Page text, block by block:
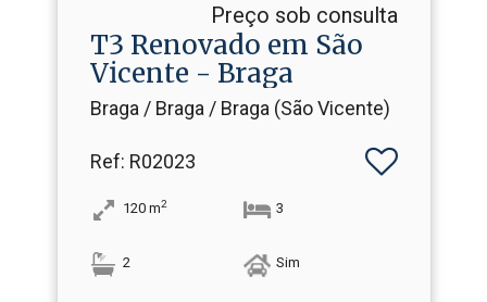
Preço sob consulta
T3 Renovado em São
Vicente - Braga
Braga / Braga / Braga (São Vicente)
Ref: R02023
120 m2 3
2 Sim